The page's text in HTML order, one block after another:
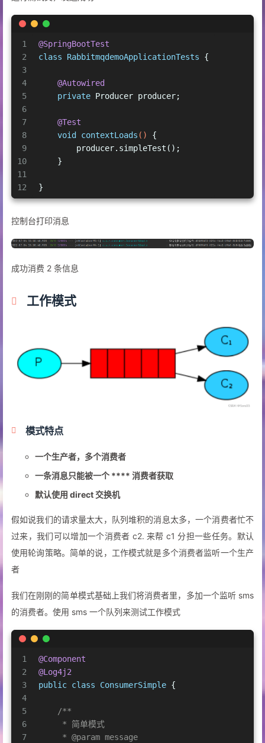
1
2
3
4
5
6
7
8
9
10
11
12
@SpringBootTest
class
RabbitmqdemoApplicationTests {
@Autowired
private Producer producer;
@Test
void
contextLoads ()
{
        producer.simpleTest();
    }
}
控制台打印消息
成功消费 2 条信息
工作模式
模式特点
一个生产者，多个消费者
一条消息只能被一个 **** 消费者获取
默认使用 direct 交换机
假如说我们的请求量太大，队列堆积的消息太多，一个消费者忙不
过来，我们可以增加一个消费者 c2. 来帮 c1 分担一些任务。默认
使用轮询策略。简单的说，工作模式就是多个消费者监听一个生产
者
我们在刚刚的简单模式基础上我们将消费者里，多加一个监听 sms
的消费者。使用 sms 一个队列来测试工作模式
1
2
3
4
5
6
7
@Component
@Log4j2
public class ConsumerSimple {
/**
     * 简单模式
     *
@param message